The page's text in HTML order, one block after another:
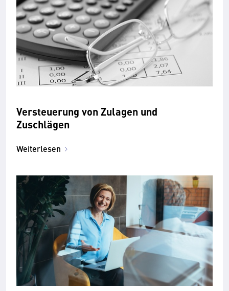
Versteuerung von Zulagen und
Zuschlägen
Weiterlesen